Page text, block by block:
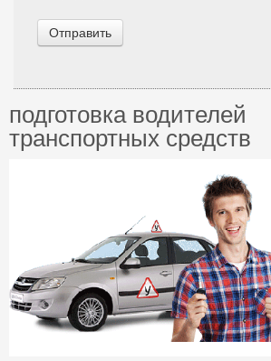
Отправить
подготовка водителей
транспортных средств